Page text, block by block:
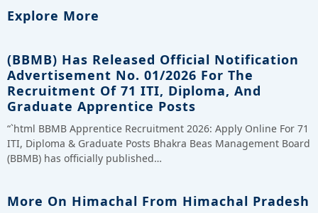
Explore More
(BBMB) Has Released Official Notification
Advertisement No. 01/2026 For The
Recruitment Of 71 ITI, Diploma, And
Graduate Apprentice Posts
“`html BBMB Apprentice Recruitment 2026: Apply Online For 71
ITI, Diploma & Graduate Posts Bhakra Beas Management Board
(BBMB) has officially published…
More On Himachal From Himachal Pradesh